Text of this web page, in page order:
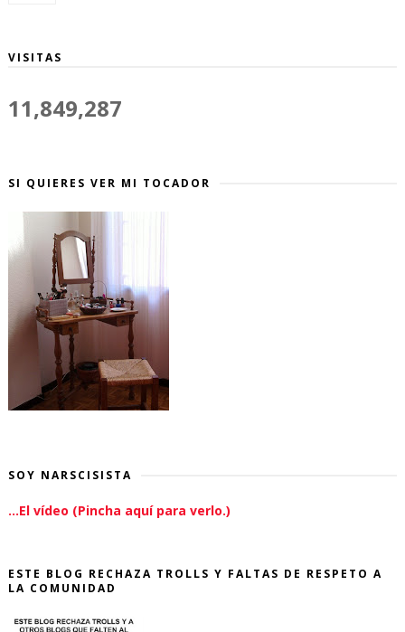
VISITAS
11,849,287
SI QUIERES VER MI TOCADOR
SOY NARSCISISTA
...El vídeo (Pincha aquí para verlo.)
ESTE BLOG RECHAZA TROLLS Y FALTAS DE RESPETO A
LA COMUNIDAD